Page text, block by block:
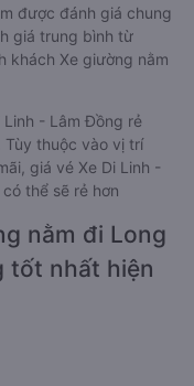
được đánh giá chung
giá trung bình từ
khách Xe giường nằm
- Lâm Đồng rẻ
thuộc vào vị trí
giá vé Xe Di Linh -
thể sẽ rẻ hơn
nằm đi Long
tốt nhất hiện